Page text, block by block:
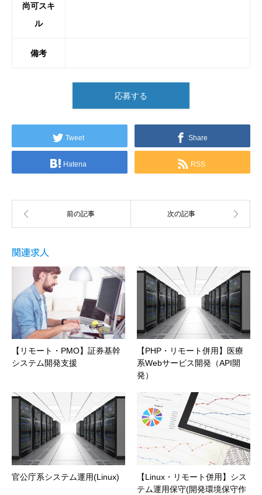
尚可スキ
ル
備考
応募する
Tweet Share
Hatena RSS
関連求人
【リモート・PMO】証券基幹
システム開発支援
【PHP・リモート併用】医療
系Webサービス開発（API開
発）
官公庁系システム運用(Linux)
【Linux・リモート併用】シス
テム運用保守(開発環境保守作